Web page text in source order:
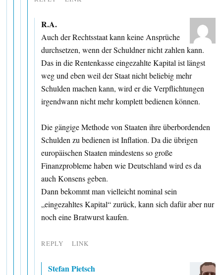
R.A.
Auch der Rechtsstaat kann keine Ansprüche
durchsetzen, wenn der Schuldner nicht zahlen kann.
Das in die Rentenkasse eingezahlte Kapital ist längst
weg und eben weil der Staat nicht beliebig mehr
Schulden machen kann, wird er die Verpflichtungen
irgendwann nicht mehr komplett bedienen können.
Die gängige Methode von Staaten ihre überbordenden
Schulden zu bedienen ist Inflation. Da die übrigen
europäischen Staaten mindestens so große
Finanzprobleme haben wie Deutschland wird es da
auch Konsens geben.
Dann bekommt man vielleicht nominal sein
„eingezahltes Kapital“ zurück, kann sich dafür aber nur
noch eine Bratwurst kaufen.
REPLY LINK
Stefan Pietsch